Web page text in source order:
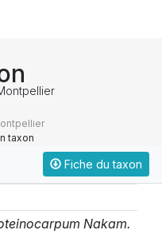
taxon
Fiche du taxon
Nakam.